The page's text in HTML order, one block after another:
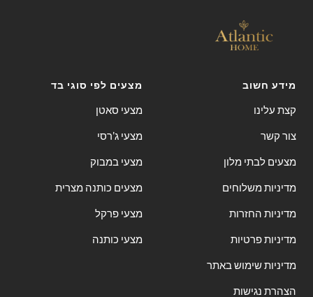
מידע חשוב
קצת עלינו
צור קשר
מצעים לבתי מלון
מדיניות משלוחים
מדיניות החזרות
מדיניות פרטיות
מדיניות שימוש באתר
הצהרת נגישות
מצעים לפי סוגי בד
מצעי סאטן
מצעי ג'רסי
מצעי במבוק
מצעים כותנה מצרית
מצעי פרקל
מצעי כותנה